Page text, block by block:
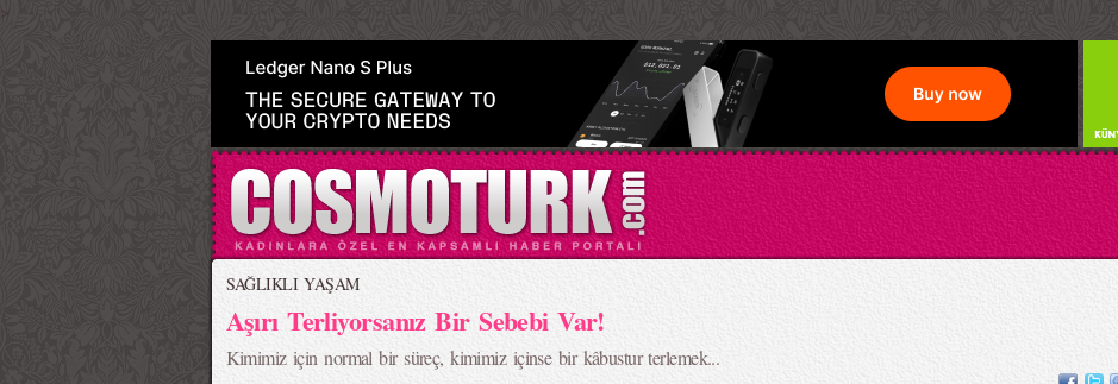
>
SAĞLIKLI YAŞAM
Aşırı Terliyorsanız Bir Sebebi Var!
Kimimiz için normal bir süreç, kimimiz içinse bir kâbustur terlemek...